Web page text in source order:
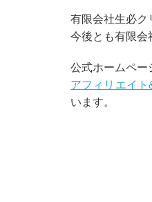
有限会社生必ク
今後とも有限会
公式ホームペー
アフィリエイ
います。